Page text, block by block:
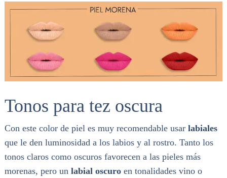
Tonos para tez oscura
Con este color de piel es muy recomendable usar labiales
que le den luminosidad a los labios y al rostro. Tanto los
tonos claros como oscuros favorecen a las pieles más
morenas, pero un labial oscuroen tonalidades vino o